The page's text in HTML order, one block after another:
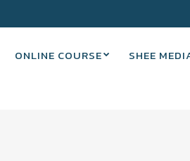
ONLINE COURSE SHEE